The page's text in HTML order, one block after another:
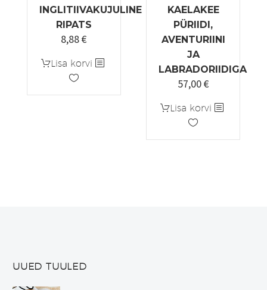
INGLITIIVAKUJULINE
RIPATS
8,88€
Lisa korvi
KAELAKEE
PÜRIIDI,
AVENTURIINI
JA
LABRADORIIDIGA
57,00€
Lisa korvi
UUED TUULED